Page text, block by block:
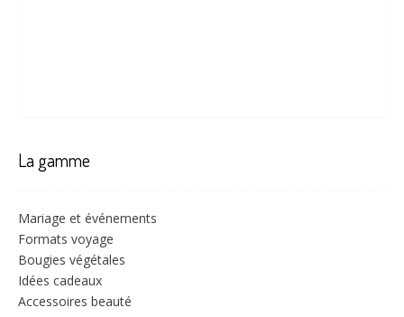
La gamme
Mariage et événements
Formats voyage
Bougies végétales
Idées cadeaux
Accessoires beauté